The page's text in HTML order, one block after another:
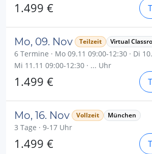
1.499 €
Mo, 09. Nov Teilzeit Virtual
6 Termine · Mo 09.11 09:00-12:30 · Di
Mi 11.11 09:00-12:30 · ... Uhr
1.499 €
Mo, 16. Nov Vollzeit München
3 Tage · 9-17 Uhr
1.499 €